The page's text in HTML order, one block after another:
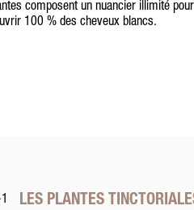
composent un nuancier illimité
100 % des cheveux blancs.
LES PLANTES